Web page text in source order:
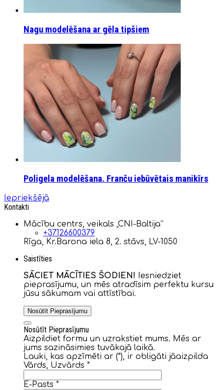
Nagu modelēšana ar gēla tipšiem
Poligela modelēšana. Franču iebūvētais manikīrs
Iepriekšējā
Kontakti
Mācību centrs, veikals „CNI-Baltija”
+37126600379
Rīga, Kr.Barona iela 8, 2. stāvs, LV-1050
Saistīties
SĀCIET MĀCĪTIES ŠODIEN! Iesniedziet
pieprasījumu, un mēs atradīsim perfektu kursu
jūsu sākumam vai attīstībai.
Nosūtīt Pieprasījumu
Nosūtīt Pieprasījumu
Aizpildiet formu un uzrakstiet mums. Mēs ar
jums sazināsimies tuvākajā laikā.
Lauki, kas apzīmēti ar (*), ir obligāti jāaizpilda
Vārds, Uzvārds *
E-Pasts *